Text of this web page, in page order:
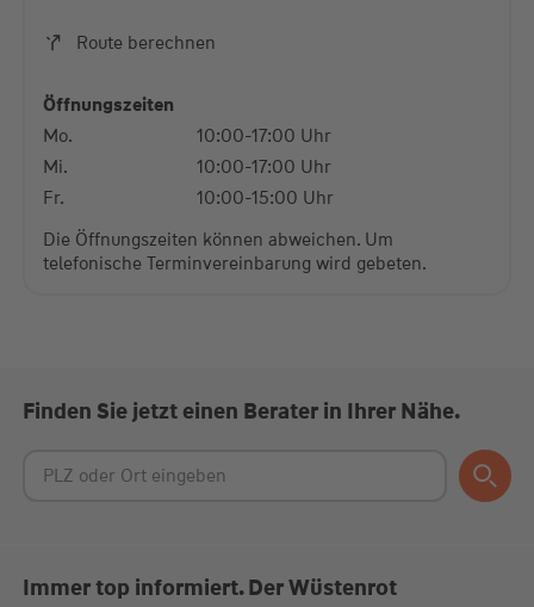
Route berechnen
Öffnungszeiten
Mo.
10:00-17:00 Uhr
Mi.
10:00-17:00 Uhr
Fr.
10:00-15:00 Uhr
Die Öffnungszeiten können abweichen. Um
telefonische Terminvereinbarung wird gebeten.
Finden Sie jetzt einen Berater in Ihrer Nähe.
Immer top informiert. Der Wüstenrot